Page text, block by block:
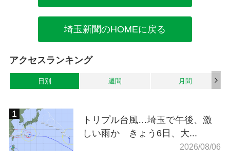
埼玉新聞のHOMEに戻る
アクセスランキング
日別 週間 月間
トリプル台風…埼玉で午後、激
しい雨か きょう6日、大...
2026/08/06